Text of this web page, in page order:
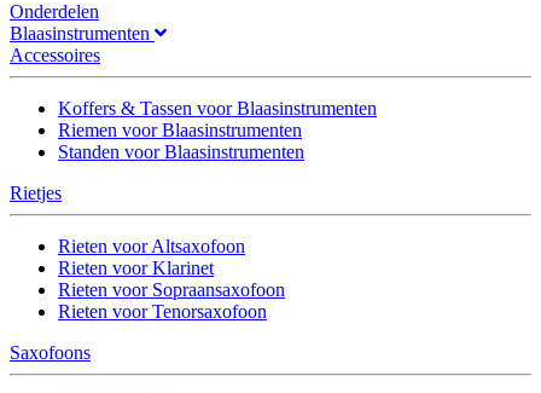
Onderdelen
Blaasinstrumenten
Accessoires
Koffers & Tassen voor Blaasinstrumenten
Riemen voor Blaasinstrumenten
Standen voor Blaasinstrumenten
Rietjes
Rieten voor Altsaxofoon
Rieten voor Klarinet
Rieten voor Sopraansaxofoon
Rieten voor Tenorsaxofoon
Saxofoons